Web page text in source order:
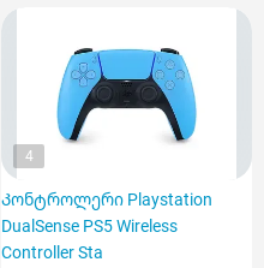
4
Კონტროლერი Playstation
DualSense PS5 Wireless
Controller Sta